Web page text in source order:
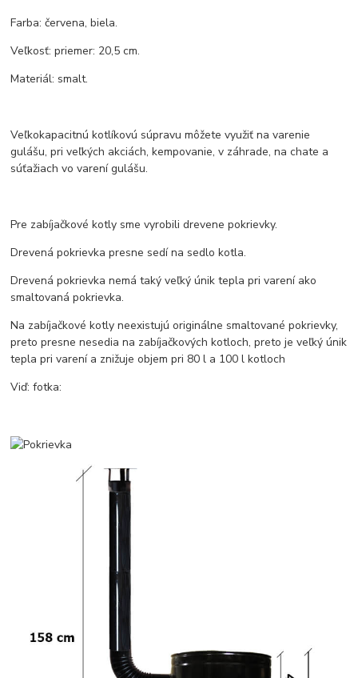
Farba: červena, biela.
Veľkosť: priemer: 20,5 cm.
Materiál: smalt.
Veľkokapacitnú kotlíkovú súpravu môžete využiť na varenie
gulášu, pri veľkých akciách, kempovanie, v záhrade, na chate a
súťažiach vo varení gulášu.
Pre zabíjačkové kotly sme vyrobili drevene pokrievky.
Drevená pokrievka presne sedí na sedlo kotla.
Drevená pokrievka nemá taký veľký únik tepla pri varení ako
smaltovaná pokrievka.
Na zabíjačkové kotly neexistujú originálne smaltované pokrievky,
preto presne nesedia na zabíjačkových kotloch, preto je veľký únik
tepla pri varení a znižuje objem pri 80 l a 100 l kotloch
Viď: fotka: